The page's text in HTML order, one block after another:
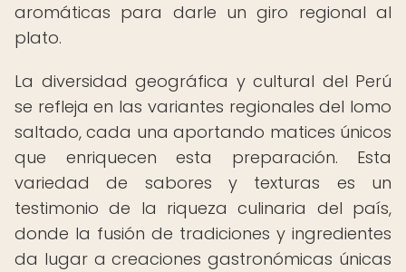
aromáticas para darle un giro regional al
plato.
La diversidad geográfica y cultural del Perú
se refleja en las variantes regionales del lomo
saltado, cada una aportando matices únicos
que enriquecen esta preparación. Esta
variedad de sabores y texturas es un
testimonio de la riqueza culinaria del país,
donde la fusión de tradiciones y ingredientes
da lugar a creaciones gastronómicas únicas